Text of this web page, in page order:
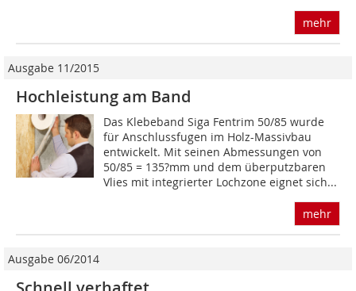
mehr
Ausgabe 11/2015
Hochleistung am Band
Das Klebeband Siga Fentrim 50/85 wurde
für Anschlussfugen im Holz-Massivbau
entwickelt. Mit seinen Abmessungen von
50/85 = 135?mm und dem überputzbaren
Vlies mit integrierter Lochzone eignet sich...
mehr
Ausgabe 06/2014